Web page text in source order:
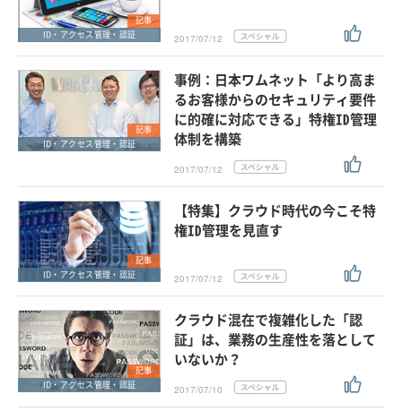
記事
ID・アクセス管理・認証
2017/07/12
記事
ID・アクセス管理・認証
事例：日本ワムネット「より高ま
るお客様からのセキュリティ要件
に的確に対応できる」特権ID管理
体制を構築
2017/07/12
記事
ID・アクセス管理・認証
【特集】クラウド時代の今こそ特
権ID管理を見直す
2017/07/12
記事
ID・アクセス管理・認証
クラウド混在で複雑化した「認
証」は、業務の生産性を落として
いないか？
2017/07/10